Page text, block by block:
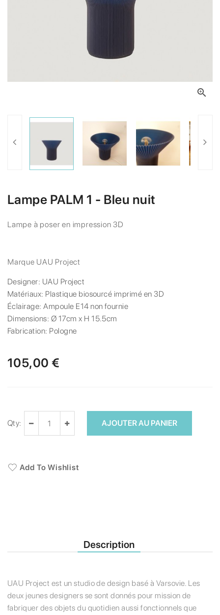

Lampe PALM 1 - Bleu nuit
Lampe à poser en impression 3D
Marque UAU Project
Designer: UAU Project
Matériaux: Plastique biosourcé imprimé en 3D
Éclairage:Ampoule E14 non fournie
Dimensions: Ø 17cm x H 15.5cm
Fabrication: Pologne
105,00 €
Qty: AJOUTER AU PANIER
Add To Wishlist
Description
UAU Project est un studio de design basé à Varsovie. Les
deux jeunes designers se sont donnés pour mission de
fabriquer des objets du quotidien aussi fonctionnels que